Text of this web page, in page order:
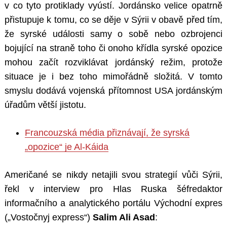
v co tyto protiklady vyústí. Jordánsko velice opatrně
přistupuje k tomu, co se děje v Sýrii v obavě před tím,
že syrské události samy o sobě nebo ozbrojenci
bojující na straně toho či onoho křídla syrské opozice
mohou začít rozviklávat jordánský režim, protože
situace je i bez toho mimořádně složitá. V tomto
smyslu dodává vojenská přítomnost USA jordánským
úřadům větší jistotu.
Francouzská média přiznávají, že syrská
„opozice“ je Al-Káida
Američané se nikdy netajili svou strategií vůči Sýrii,
řekl v interview pro Hlas Ruska šéfredaktor
informačního a analytického portálu Východní expres
(„Vostočnyj express“) Salim Ali Asad :